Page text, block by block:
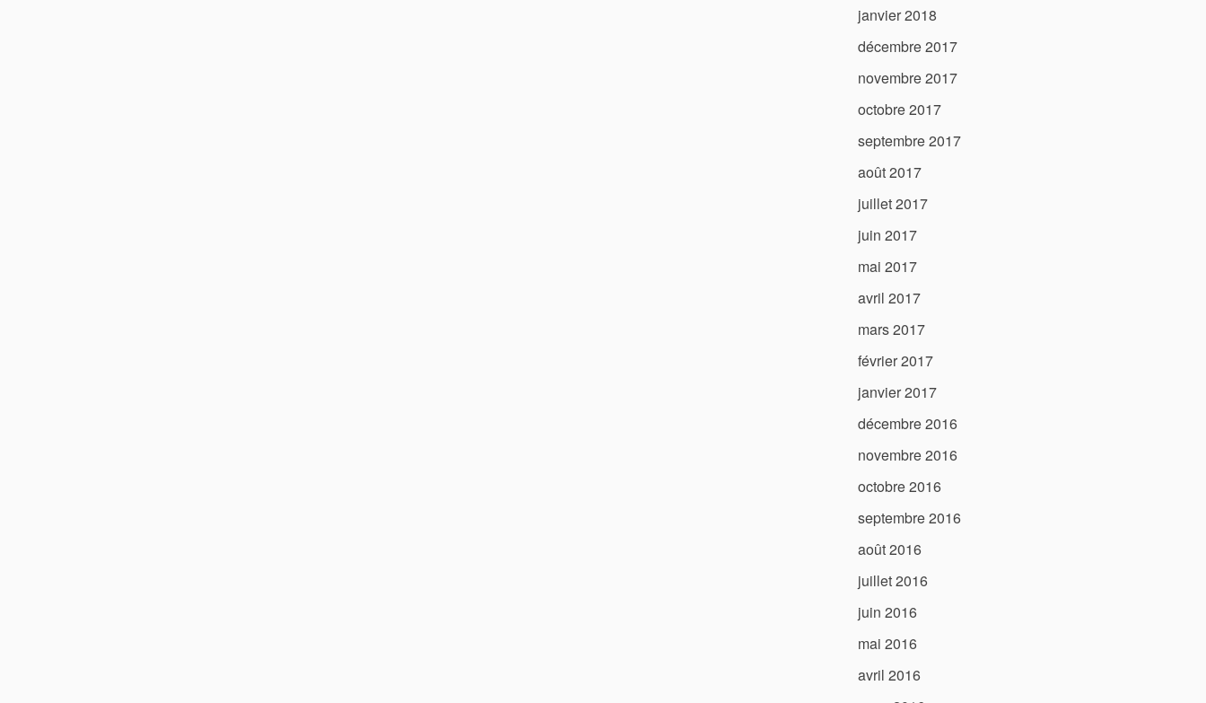
janvier 2018
décembre 2017
novembre 2017
octobre 2017
septembre 2017
août 2017
juillet 2017
juin 2017
mai 2017
avril 2017
mars 2017
février 2017
janvier 2017
décembre 2016
novembre 2016
octobre 2016
septembre 2016
août 2016
juillet 2016
juin 2016
mai 2016
avril 2016